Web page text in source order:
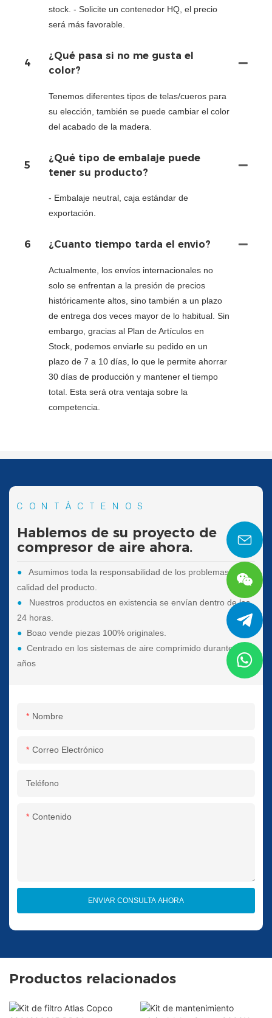
stock. - Solicite un contenedor HQ, el precio
será más favorable.
4
¿Qué pasa si no me gusta el
color?
Tenemos diferentes tipos de telas/cueros para
su elección, también se puede cambiar el color
del acabado de la madera.
5
¿Qué tipo de embalaje puede
tener su producto?
- Embalaje neutral, caja estándar de
exportación.
6 ¿Cuanto tiempo tarda el envio?
Actualmente, los envíos internacionales no
solo se enfrentan a la presión de precios
históricamente altos, sino también a un plazo
de entrega dos veces mayor de lo habitual. Sin
embargo, gracias al Plan de Artículos en
Stock, podemos enviarle su pedido en un
plazo de 7 a 10 días, lo que le permite ahorrar
30 días de producción y mantener el tiempo
total. Esta será otra ventaja sobre la
competencia.
CONTÁCTENOS
Hablemos de su proyecto de
compresor de aire ahora.
●
Asumimos toda la responsabilidad de los problemas de
calidad del producto.
●
Nuestros productos en existencia se envían dentro de las
24 horas.
● Boao vende piezas 100% originales.
●Centrado en los sistemas de aire comprimido durante 25
años
Nombre
Correo Electrónico
Teléfono
Contenido
ENVIAR CONSULTA AHORA
Productos relacionados